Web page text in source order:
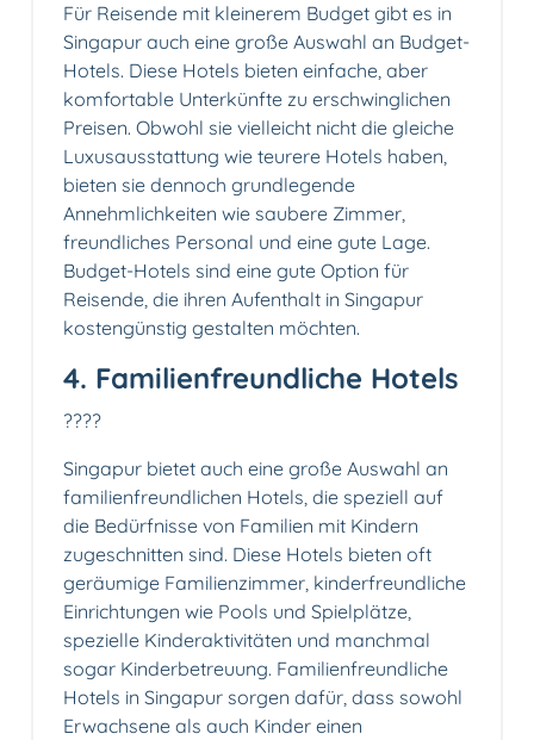
Für Reisende mit kleinerem Budget gibt es in
Singapur auch eine große Auswahl an Budget-
Hotels. Diese Hotels bieten einfache, aber
komfortable Unterkünfte zu erschwinglichen
Preisen. Obwohl sie vielleicht nicht die gleiche
Luxusausstattung wie teurere Hotels haben,
bieten sie dennoch grundlegende
Annehmlichkeiten wie saubere Zimmer,
freundliches Personal und eine gute Lage.
Budget-Hotels sind eine gute Option für
Reisende, die ihren Aufenthalt in Singapur
kostengünstig gestalten möchten.
4. Familienfreundliche Hotels
?‍?‍?‍?
Singapur bietet auch eine große Auswahl an
familienfreundlichen Hotels, die speziell auf
die Bedürfnisse von Familien mit Kindern
zugeschnitten sind. Diese Hotels bieten oft
geräumige Familienzimmer, kinderfreundliche
Einrichtungen wie Pools und Spielplätze,
spezielle Kinderaktivitäten und manchmal
sogar Kinderbetreuung. Familienfreundliche
Hotels in Singapur sorgen dafür, dass sowohl
Erwachsene als auch Kinder einen